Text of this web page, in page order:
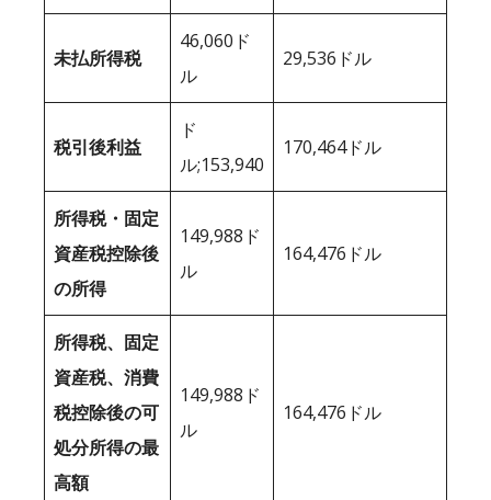
未払所得税
46,060ド
ル
29,536ドル
税引後利益
ド
ル;153,940
170,464ドル
所得税・固定
資産税控除後
の所得
149,988ド
ル
164,476ドル
所得税、固定
資産税、消費
税控除後の可
処分所得の最
高額
149,988ド
ル
164,476ドル